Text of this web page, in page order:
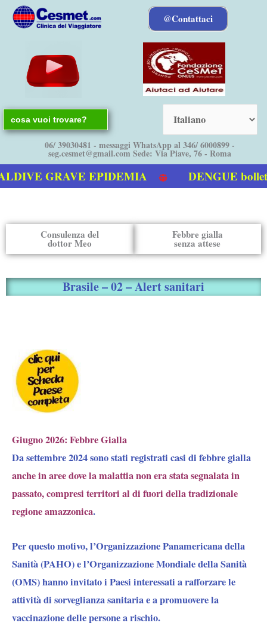
@Contattaci
Search
for:
06/ 39030481 - messaggi WhatsApp al 346/ 6000899 -
seg.cesmet@gmail.com Sede: Via Piave, 76 - Roma
GRAVE EPIDEMIA
DENGUE bollettino
Consulenza del
dottor Meo
Febbre gialla
senza attese
Brasile – 02 – Alert sanitari
Giugno 2026: Febbre Gialla
Da settembre 2024 sono stati registrati casi di febbre gialla
anche in aree dove la malattia non era stata segnalata in
passato, compresi territori al di fuori della tradizionale
regione amazzonica.
Per questo motivo, l’Organizzazione Panamericana della
Sanità (PAHO) e l’Organizzazione Mondiale della Sanità
(OMS) hanno invitato i Paesi interessati a rafforzare le
attività di sorveglianza sanitaria e a promuovere la
vaccinazione delle persone a rischio.